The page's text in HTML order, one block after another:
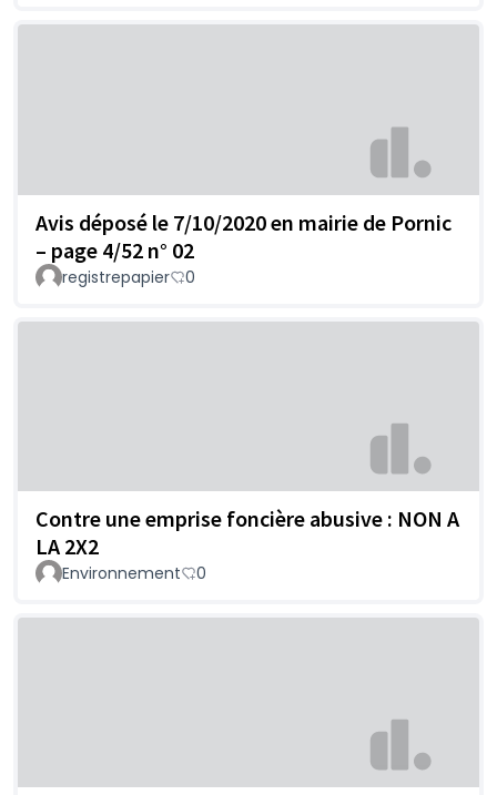
Avis déposé le 7/10/2020 en mairie de Pornic
– page 4/52 n° 02
registrepapier 0
Contre une emprise foncière abusive : NON A
LA 2X2
Environnement 0